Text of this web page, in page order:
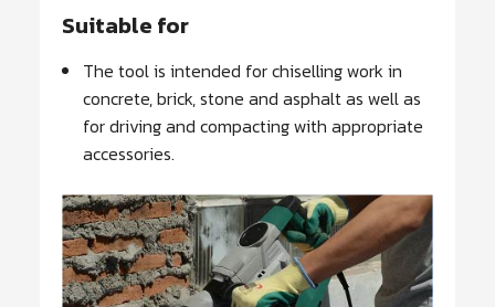
Suitable for
The tool is intended for chiselling work in
concrete, brick, stone and asphalt as well as
for driving and compacting with appropriate
accessories.